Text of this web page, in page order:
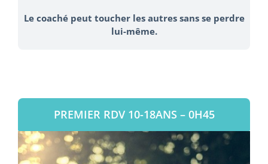
Le coaché peut toucher les autres sans se perdre
lui-même.
PREMIER RDV 10-18ANS – 0H45